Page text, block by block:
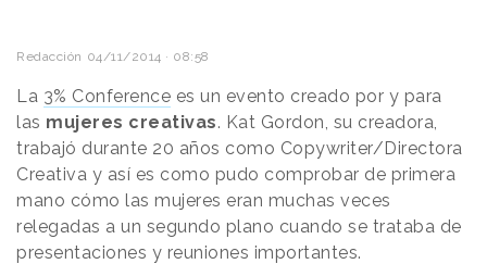
Redacción 04/11/2014 · 08:58
La 3% Conference es un evento creado por y para
las mujeres creativas. Kat Gordon, su creadora,
trabajó durante 20 años como Copywriter/Directora
Creativa y así es como pudo comprobar de primera
mano cómo las mujeres eran muchas veces
relegadas a un segundo plano cuando se trataba de
presentaciones y reuniones importantes.